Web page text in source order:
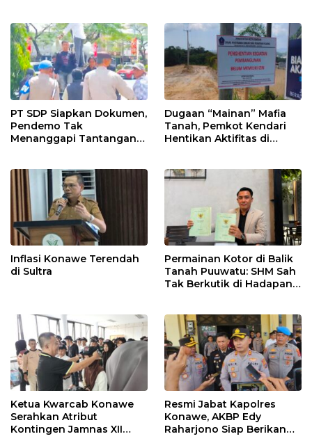
PT SDP Siapkan Dokumen,
Pendemo Tak
Menanggapi Tantangan
Dugaan “Mainan” Mafia
Tanah, Pemkot Kendari
Hentikan Aktifitas di
Inflasi Konawe Terendah
di Sultra
Permainan Kotor di Balik
Tanah Puuwatu: SHM Sah
Tak Berkutik di Hadapan
Ketua Kwarcab Konawe
Serahkan Atribut
Kontingen Jamnas XII
Resmi Jabat Kapolres
Konawe, AKBP Edy
Raharjono Siap Berikan